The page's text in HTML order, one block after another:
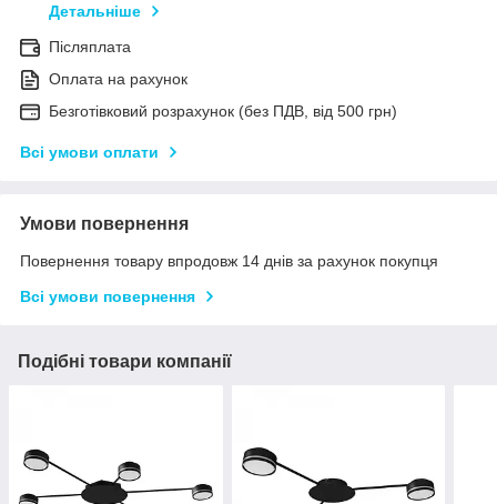
Детальніше
Післяплата
Оплата на рахунок
Безготівковий розрахунок (без ПДВ, від 500 грн)
Всі умови оплати
Умови повернення
Повернення товару впродовж 14 днів за рахунок покупця
Всі умови повернення
Подібні товари компанії